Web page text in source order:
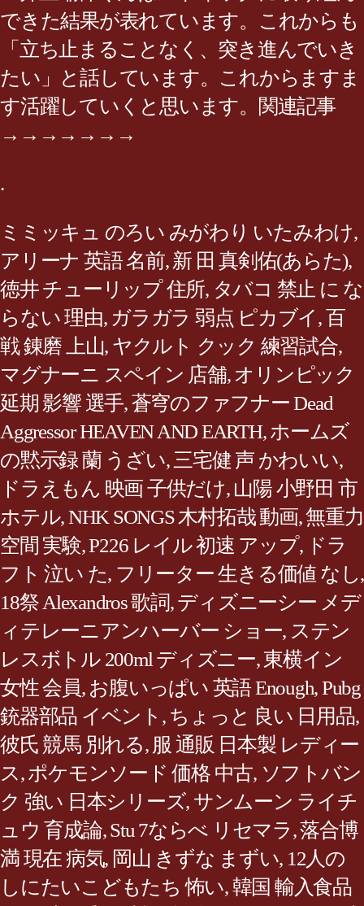
できた結果が表れています。これからも
「立ち止まることなく、突き進んでいき
たい」と話しています。これからますま
す活躍していくと思います。関連記事
→→→→→→→
.
ミミッキュ のろい みがわり いたみわけ,
アリーナ 英語 名前,新 田 真剣佑(あらた),
徳井 チューリップ 住所, タバコ 禁止 に な
らない 理由, ガラガラ 弱点 ピカブイ,百
戦 錬磨 上山, ヤクルト クック 練習試合,
マグナーニ スペイン 店舗,オリンピック
延期 影響 選手,蒼穹のファフナー Dead
Aggressor HEAVEN AND EARTH,ホームズ
の黙示録 蘭 うざい, 三宅健 声 かわいい,
ドラえもん 映画 子供だけ, 山陽 小野田 市
ホテル,NHK SONGS 木村拓哉 動画,無重力
空間 実験,P226 レイル 初速 アップ, ドラ
フト 泣い た, フリーター 生きる価値 なし,
18祭 Alexandros 歌詞,ディズニーシー メデ
ィテレーニアンハーバー ショー, ステン
レスボトル 200ml ディズニー,東横イン
女性 会員, お腹いっぱい 英語 Enough,Pubg
銃器部品 イベント , ちょっと 良い 日用品,
彼氏 競馬 別れる, 服 通販 日本製 レディー
ス,ポケモンソード 価格 中古, ソフトバン
ク 強い 日本シリーズ, サンムーン ライチ
ュウ 育成論,Stu 7ならべ リセマラ,落合博
満 現在 病気, 岡山 きずな まずい, 12人の
しにたいこどもたち 怖い,韓国 輸入食品